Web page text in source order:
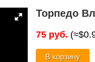
Торпедо
75 руб.
В корзину